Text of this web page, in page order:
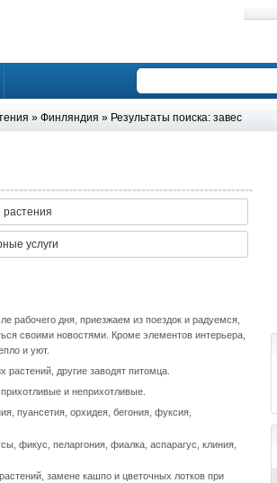
» Финляндия » Результаты поиска: завес
услуги
рабочего дня, приезжаем из поездок и радуемся,
своими новостями. Кроме элементов интерьера,
и уют.
другие заводят питомца.
и неприхотливые.
пуансетия, орхидея, бегония, фуксия,
фикус, пеларгония, фиалка, аспарагус, клиния,
замене кашпо и цветочных лотков при